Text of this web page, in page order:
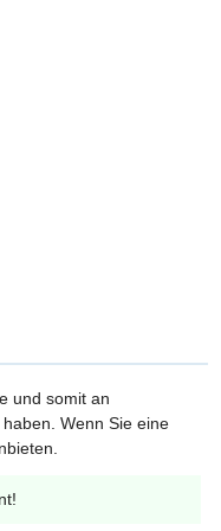
und somit an
Wenn Sie eine